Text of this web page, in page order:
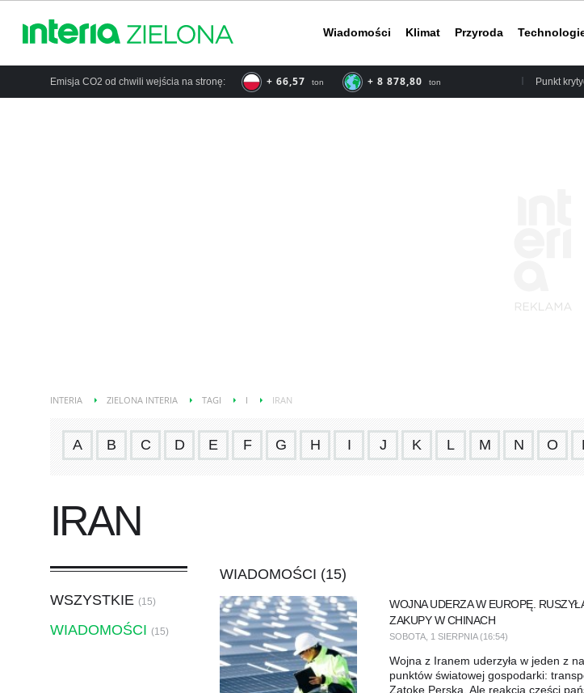
Wiadomości Klimat Przyroda
Emisja CO2 od chwili wejścia na stronę: + 76,08 ton + 10 147 ton Punkt
INTERIA ZIELONA INTERIA TAGI I IRAN
A B C D E F G H I J K L M N O
IRAN
WSZYSTKIE (15)
WIADOMOŚCI (15)
WIADOMOŚCI (15)
WOJNA UDERZA W EUROPĘ.
ZAKUPY W CHINACH
SOBOTA, 1 SIERPNIA (16:54)
Wojna z Iranem uderzyła w jeden z
punktów światowej gospodarki:
Zatokę Perską. Ale reakcja części